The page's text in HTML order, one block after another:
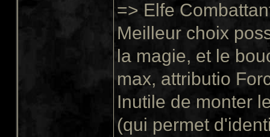
=> Elfe
Meilleur choix
la magie, et le
max, attributio
Inutile de monter
(qui permet